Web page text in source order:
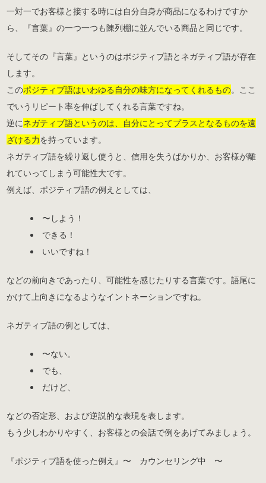
一対一でお客様と接する時には自分自身が商品になるわけですか
ら、『言葉』の一つ一つも陳列棚に並んでいる商品と同じです。
そしてその『言葉』というのはポジティブ語とネガティブ語が存在
します。
このポジティブ語はいわゆる自分の味方になってくれるもの。ここ
でいうリピート率を伸ばしてくれる言葉ですね。
逆にネガティブ語というのは、自分にとってプラスとなるものを遠
ざける力を持っています。
ネガティブ語を繰り返し使うと、信用を失うばかりか、お客様が離
れていってしまう可能性大です。
例えば、ポジティブ語の例えとしては、
〜しよう！
できる！
いいですね！
などの前向きであったり、可能性を感じたりする言葉です。語尾に
かけて上向きになるようなイントネーションですね。
ネガティブ語の例としては、
〜ない。
でも、
だけど、
などの否定形、および逆説的な表現を表します。
もう少しわかりやすく、お客様との会話で例をあげてみましょう。
『ポジティブ語を使った例え』〜 カウンセリング中 〜